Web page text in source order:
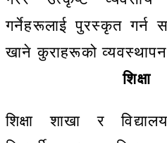
गर्नेहरूलाई पुरस्कृत गर्न
खाने कुराहरूको
शिक्षा
शिक्षा शाखा र